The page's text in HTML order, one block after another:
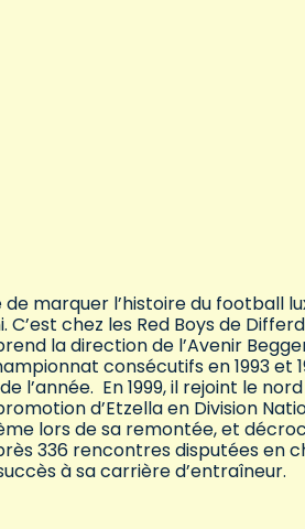
marquer l’histoire du football
chez les Red Boys de
la direction de l’Avenir
consécutifs en 1993 et
l’année. En 1999, il rejoint le
d’Etzella en Division
lors de sa remontée, et
336 rencontres disputées
à sa carrière d’entraîneur.